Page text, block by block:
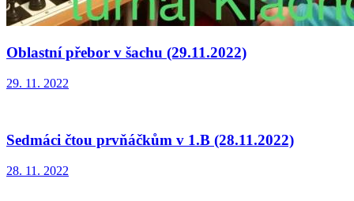
Oblastní přebor v šachu (29.11.2022)
29. 11. 2022
Sedmáci čtou prvňáčkům v 1.B (28.11.2022)
28. 11. 2022